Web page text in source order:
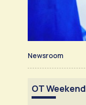
Newsroom
OT Weekend